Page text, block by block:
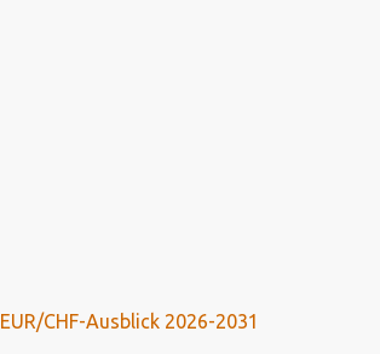
EUR/CHF-Ausblick 2026-2031